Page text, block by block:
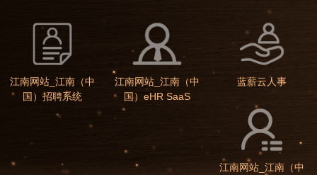
江南网站_江南（中
国）招聘系统
江南网站_江南（中
国）eHR SaaS
蓝薪云人事
江南网站_江南（中